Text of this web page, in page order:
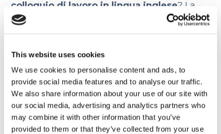
This website uses cookies
We use cookies to personalise content and ads, to
provide social media features and to analyse our traffic.
We also share information about your use of our site with
our social media, advertising and analytics partners who
may combine it with other information that you’ve
provided to them or that they’ve collected from your use
colloquio di lavoro in lingua inglese? La
prima cosa è scrivere un’e-mail in lingua.
Come si fa?Scoprilonel nostro Magazine! E
se vuoi imparare a parlare in inglese in
modo più sciolto e naturale, ti consiglio di
frequentare uncorso, così potrai interagire
con insegnanti madrelingua e dare una
svolta al tuo speaking!